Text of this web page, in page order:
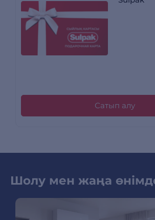
Сатып алу
Шолу мен жаңа